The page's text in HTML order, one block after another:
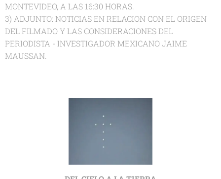
MONTEVIDEO, A LAS 16:30 HORAS.
3) ADJUNTO: NOTICIAS EN RELACION CON EL ORIGEN
DEL FILMADO Y LAS CONSIDERACIONES DEL
PERIODISTA - INVESTIGADOR MEXICANO JAIME
MAUSSAN.